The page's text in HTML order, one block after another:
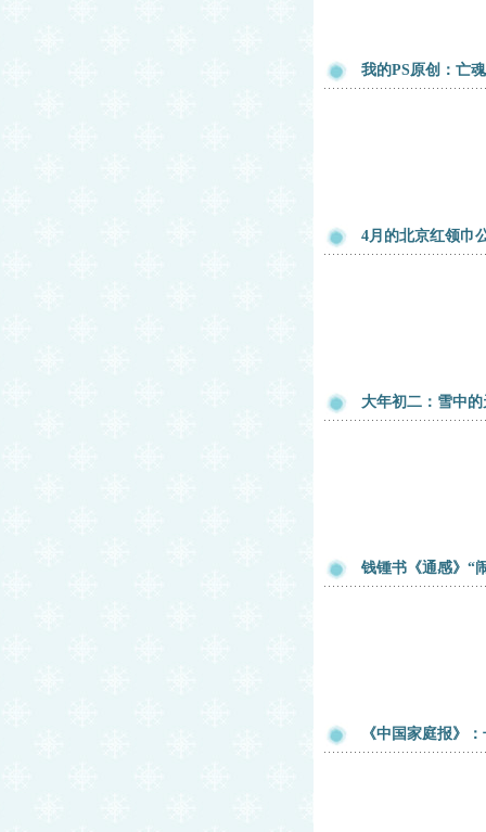
我的PS原创：亡
4月的北京红领巾
大年初二：雪中
钱锺书《通感》“
《中国家庭报》